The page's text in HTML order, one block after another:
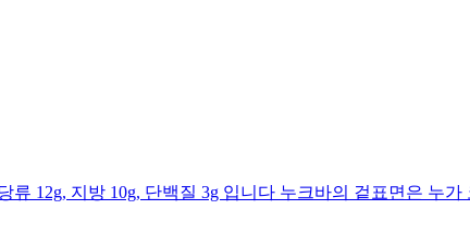
12g, 지방 10g, 단백질 3g 입니다 누크바의 겉표면은 누